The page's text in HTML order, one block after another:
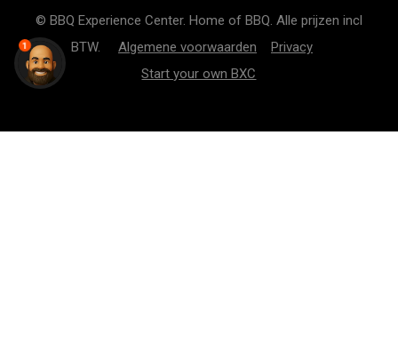
© BBQ Experience Center. Home of BBQ. Alle prijzen incl
BTW. Algemene voorwaarden
Privacy
Start your own BXC
1